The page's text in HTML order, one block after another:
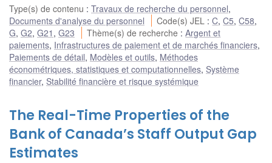
Type(s) de contenu : Travaux de recherche du personnel,
Documents d'analyse du personnel
Code(s) JEL :C,C5,C58,
G, G2, G21 , G23 Thème(s) de recherche :Argent et
paiements, Infrastructures de paiement et de marchés financiers,
Paiements de détail, Modèles et outils, Méthodes
économétriques, statistiques et computationnelles, Système
financier, Stabilité financière et risque systémique
The Real-Time Properties of the
Bank of Canada’s Staff Output Gap
Estimates